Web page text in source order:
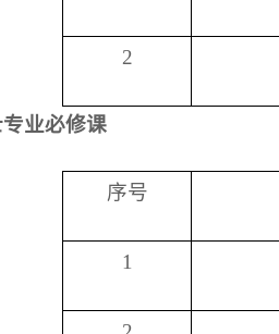
2
业必修课
序号
1